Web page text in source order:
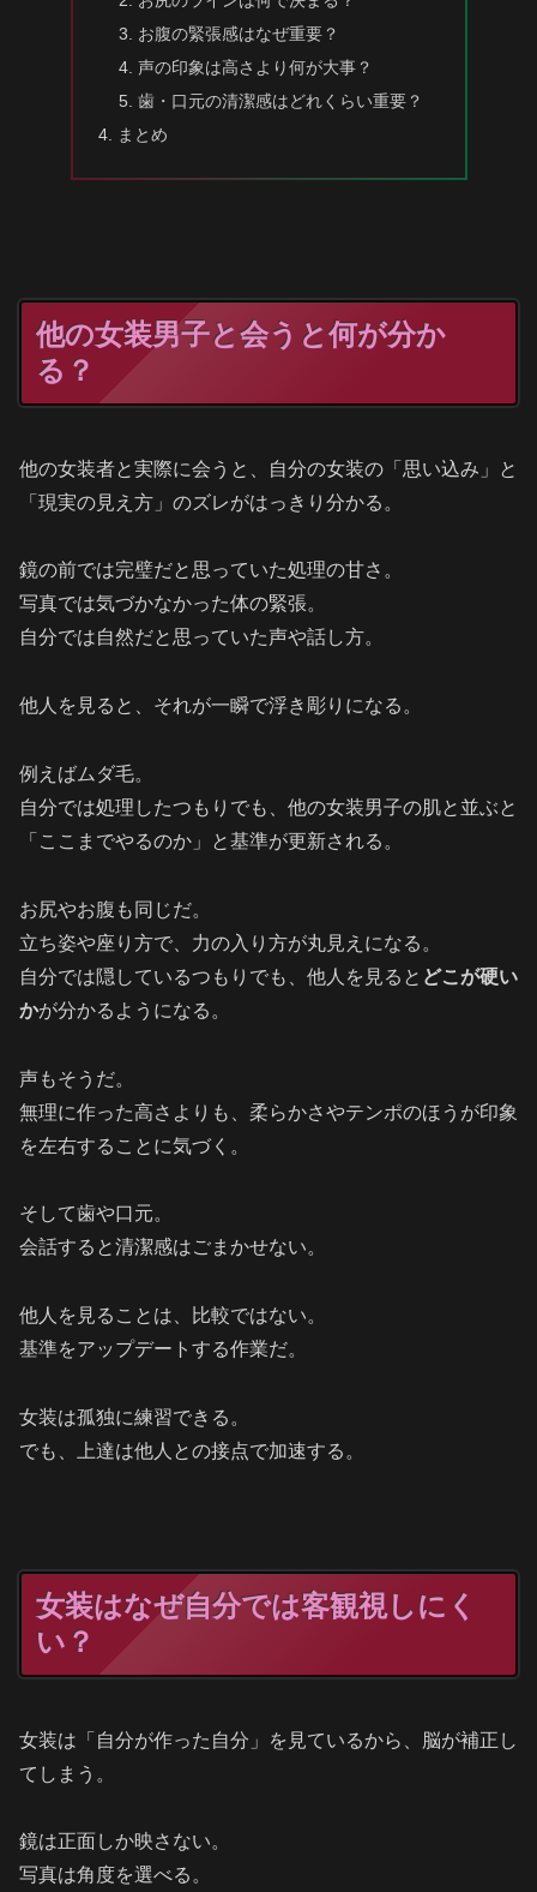
お腹の緊張感はなぜ重要？
声の印象は高さより何が大事？
歯・口元の清潔感はどれくらい重要？
まとめ
他の女装男子と会うと何が分か
る？
他の女装者と実際に会うと、自分の女装の「思い込み」と
「現実の見え方」のズレがはっきり分かる。
鏡の前では完璧だと思っていた処理の甘さ。
写真では気づかなかった体の緊張。
自分では自然だと思っていた声や話し方。
他人を見ると、それが一瞬で浮き彫りになる。
例えばムダ毛。
自分では処理したつもりでも、他の女装男子の肌と並ぶと
「ここまでやるのか」と基準が更新される。
お尻やお腹も同じだ。
立ち姿や座り方で、力の入り方が丸見えになる。
自分では隠しているつもりでも、他人を見ると どこが硬い
かが分かるようになる。
声もそうだ。
無理に作った高さよりも、柔らかさやテンポのほうが印象
を左右することに気づく。
そして歯や口元。
会話すると清潔感はごまかせない。
他人を見ることは、比較ではない。
基準をアップデートする作業だ。
女装は孤独に練習できる。
でも、上達は他人との接点で加速する。
女装はなぜ自分では客観視しにく
い？
女装は「自分が作った自分」を見ているから、脳が補正し
てしまう。
鏡は正面しか映さない。
写真は角度を選べる。